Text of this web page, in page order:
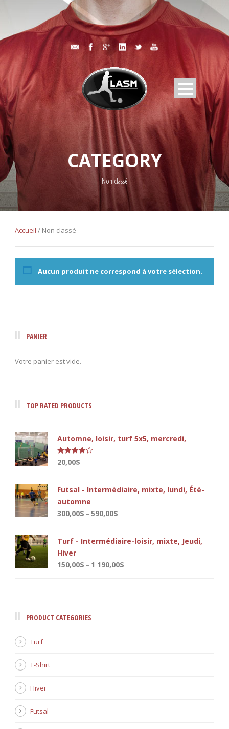
CATEGORY
Non classé
Accueil / Non classé
Aucun produit ne correspond à votre sélection.
PANIER
Votre panier est vide.
TOP RATED PRODUCTS
Automne, loisir, turf 5x5, mercredi,
Note4.00
sur 5
20,00$
Futsal - Intermédiaire, mixte, lundi, Été-
automne
300,00$ – 590,00$
Turf - Intermédiaire-loisir, mixte, Jeudi,
Hiver
150,00$ – 1 190,00$
PRODUCT CATEGORIES
Turf
T-Shirt
Hiver
Futsal